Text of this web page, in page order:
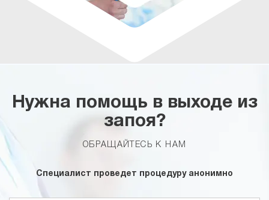
Нужна помощь в выходе из
запоя?
ОБРАЩАЙТЕСЬ К НАМ
Специалист проведет процедуру анонимно